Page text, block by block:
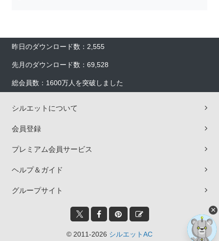
昨日のダウンロード数：2,555
先月のダウンロード数：69,528
総会員数：1600万人を突破しました
シルエットについて
会員登録
プレミアム会員サービス
ヘルプ＆ガイド
グループサイト
© 2011-2026 シルエットAC
×